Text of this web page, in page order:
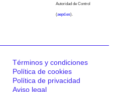
Autoridad de Control
(aepd.es).
Términos y condiciones
Política de cookies
Política de privacidad
Aviso legal